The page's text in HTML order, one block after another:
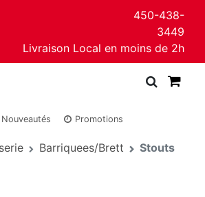
450-438-
3449
Livraison Local en moins de 2h
Nouveautés Promotions
Barriquees/Brett Stouts